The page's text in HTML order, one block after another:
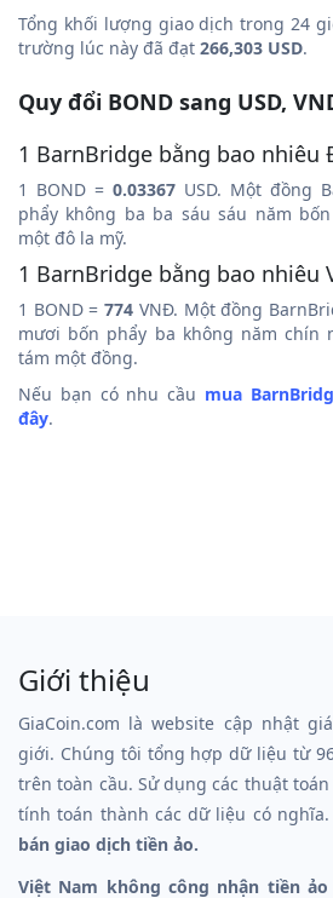
Tổng khối lượng giao dịch trong 24
trường lúc này đã đạt 266,303 USD.
Quy đổi BOND sang USD,
1 BarnBridge bằng bao nhiêu
1 BOND = 0.03367 USD. Một đồng
phẩy không ba ba sáu sáu năm
một đô la mỹ.
1 BarnBridge bằng bao nhiêu
1 BOND =774 VNĐ. Một đồng
mươi bốn phẩy ba không năm chín
tám một đồng.
Nếu bạn có nhu cầu mua
đây.
Giới thiệu
GiaCoin.com là website cập nhật
giới. Chúng tôi tổng hợp dữ liệu từ
trên toàn cầu. Sử dụng các thuật
tính toán thành các dữ liệu có
bán giao dịch tiền ảo.
Việt Nam không công nhận tiền